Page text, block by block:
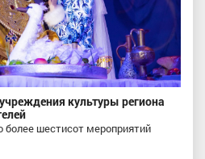
культуры региона
более шестисот мероприятий